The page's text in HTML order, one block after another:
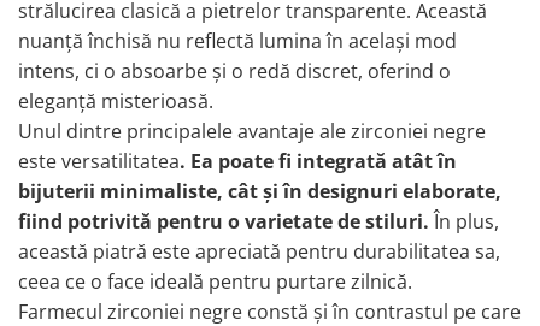
Coliere cu Cruce
Coliere cu Stea
Coliere cu Soare
Coliere cu Semilună
Coliere cu Zodii
Coliere cu Flori
Coliere cu Animale
Coliere cu Molecule
Coliere Diverse
BRĂȚĂRI
strălucirea clasică a pietrelor transparente. Această
nuanță închisă nu reflectă lumina în același mod
intens, ci o absoarbe și o redă discret, oferind o
eleganță misterioasă.
Unul dintre principalele avantaje ale zirconiei negre
este versatilitatea. Ea poate fi integrată atât în
bijuterii minimaliste, cât și în designuri elaborate,
fiind potrivită pentru o varietate de stiluri.În plus,
această piatră este apreciată pentru durabilitatea sa,
ceea ce o face ideală pentru purtare zilnică.
Farmecul zirconiei negre constă și în contrastul pe care